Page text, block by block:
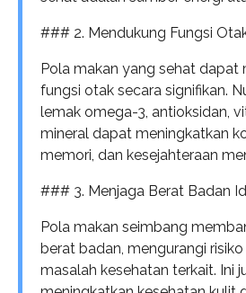
### 2. Mendukung Fungsi
Pola makan yang sehat dapat
fungsi otak secara signifikan.
lemak omega-3, antioksidan,
mineral dapat meningkatkan
memori, dan kesejahteraan
### 3. Menjaga Berat Badan
Pola makan seimbang
berat badan, mengurangi
masalah kesehatan terkait. Ini